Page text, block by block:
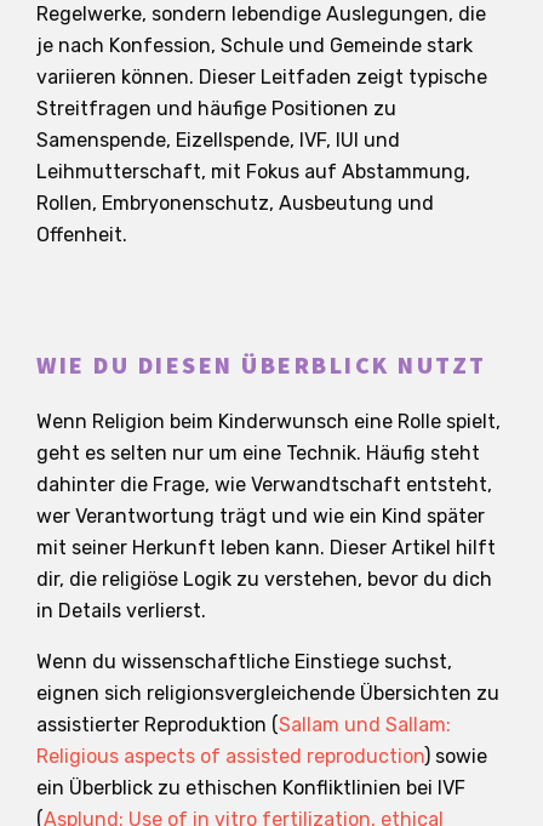
Regelwerke, sondern lebendige Auslegungen, die
je nach Konfession, Schule und Gemeinde stark
variieren können. Dieser Leitfaden zeigt typische
Streitfragen und häufige Positionen zu
Samenspende, Eizellspende, IVF, IUI und
Leihmutterschaft, mit Fokus auf Abstammung,
Rollen, Embryonenschutz, Ausbeutung und
Offenheit.
WIE DU DIESEN ÜBERBLICK NUTZT
Wenn Religion beim Kinderwunsch eine Rolle spielt,
geht es selten nur um eine Technik. Häufig steht
dahinter die Frage, wie Verwandtschaft entsteht,
wer Verantwortung trägt und wie ein Kind später
mit seiner Herkunft leben kann. Dieser Artikel hilft
dir, die religiöse Logik zu verstehen, bevor du dich
in Details verlierst.
Wenn du wissenschaftliche Einstiege suchst,
eignen sich religionsvergleichende Übersichten zu
assistierter Reproduktion (Sallam und Sallam:
Religious aspects of assisted reproduction) sowie
ein Überblick zu ethischen Konfliktlinien bei IVF
(Asplund: Use of in vitro fertilization, ethical